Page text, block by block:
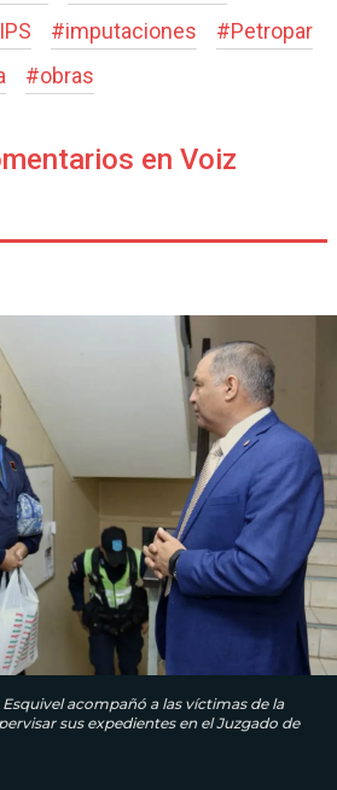
IPS #imputaciones #Petropar
#obras
en Voiz
acompañó a las víctimas de la
sus expedientes en el Juzgado de